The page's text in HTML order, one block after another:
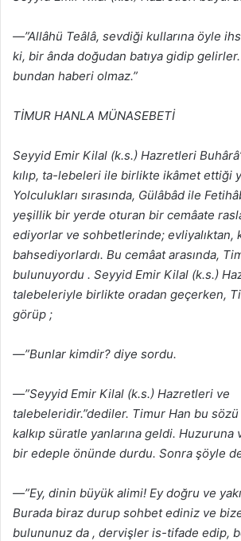
—”Allâhü Teâlâ, sevdiği kullarına öyle
ki, bir ânda doğudan batıya gidip gelirler.
bundan haberi olmaz.”
TİMUR HANLA MÜNASEBETİ
Seyyid Emir Kilal (k.s.) Hazretleri
kılıp, ta-lebeleri ile birlikte ikâmet ettiği
Yolculukları sırasında, Gülâbâd ile
yeşillik bir yerde oturan bir cemâate
ediyorlar ve sohbetlerinde; evliyalıktan,
bahsediyorlardı. Bu cemâat arasında,
bulunuyordu . Seyyid Emir Kilal (k.s.)
talebeleriyle birlikte oradan geçerken,
görüp ;
—”Bunlar kimdir? diye sordu.
—”Seyyid Emir Kilal (k.s.) Hazretleri ve
talebeleridir.”dediler. Timur Han bu
kalkıp süratle yanlarına geldi. Huzuruna
bir edeple önünde durdu. Sonra şöyle
—”Ey, dinin büyük alimi! Ey doğru ve
Burada biraz durup sohbet ediniz ve
bulununuz da , dervişler is-tifade edip,